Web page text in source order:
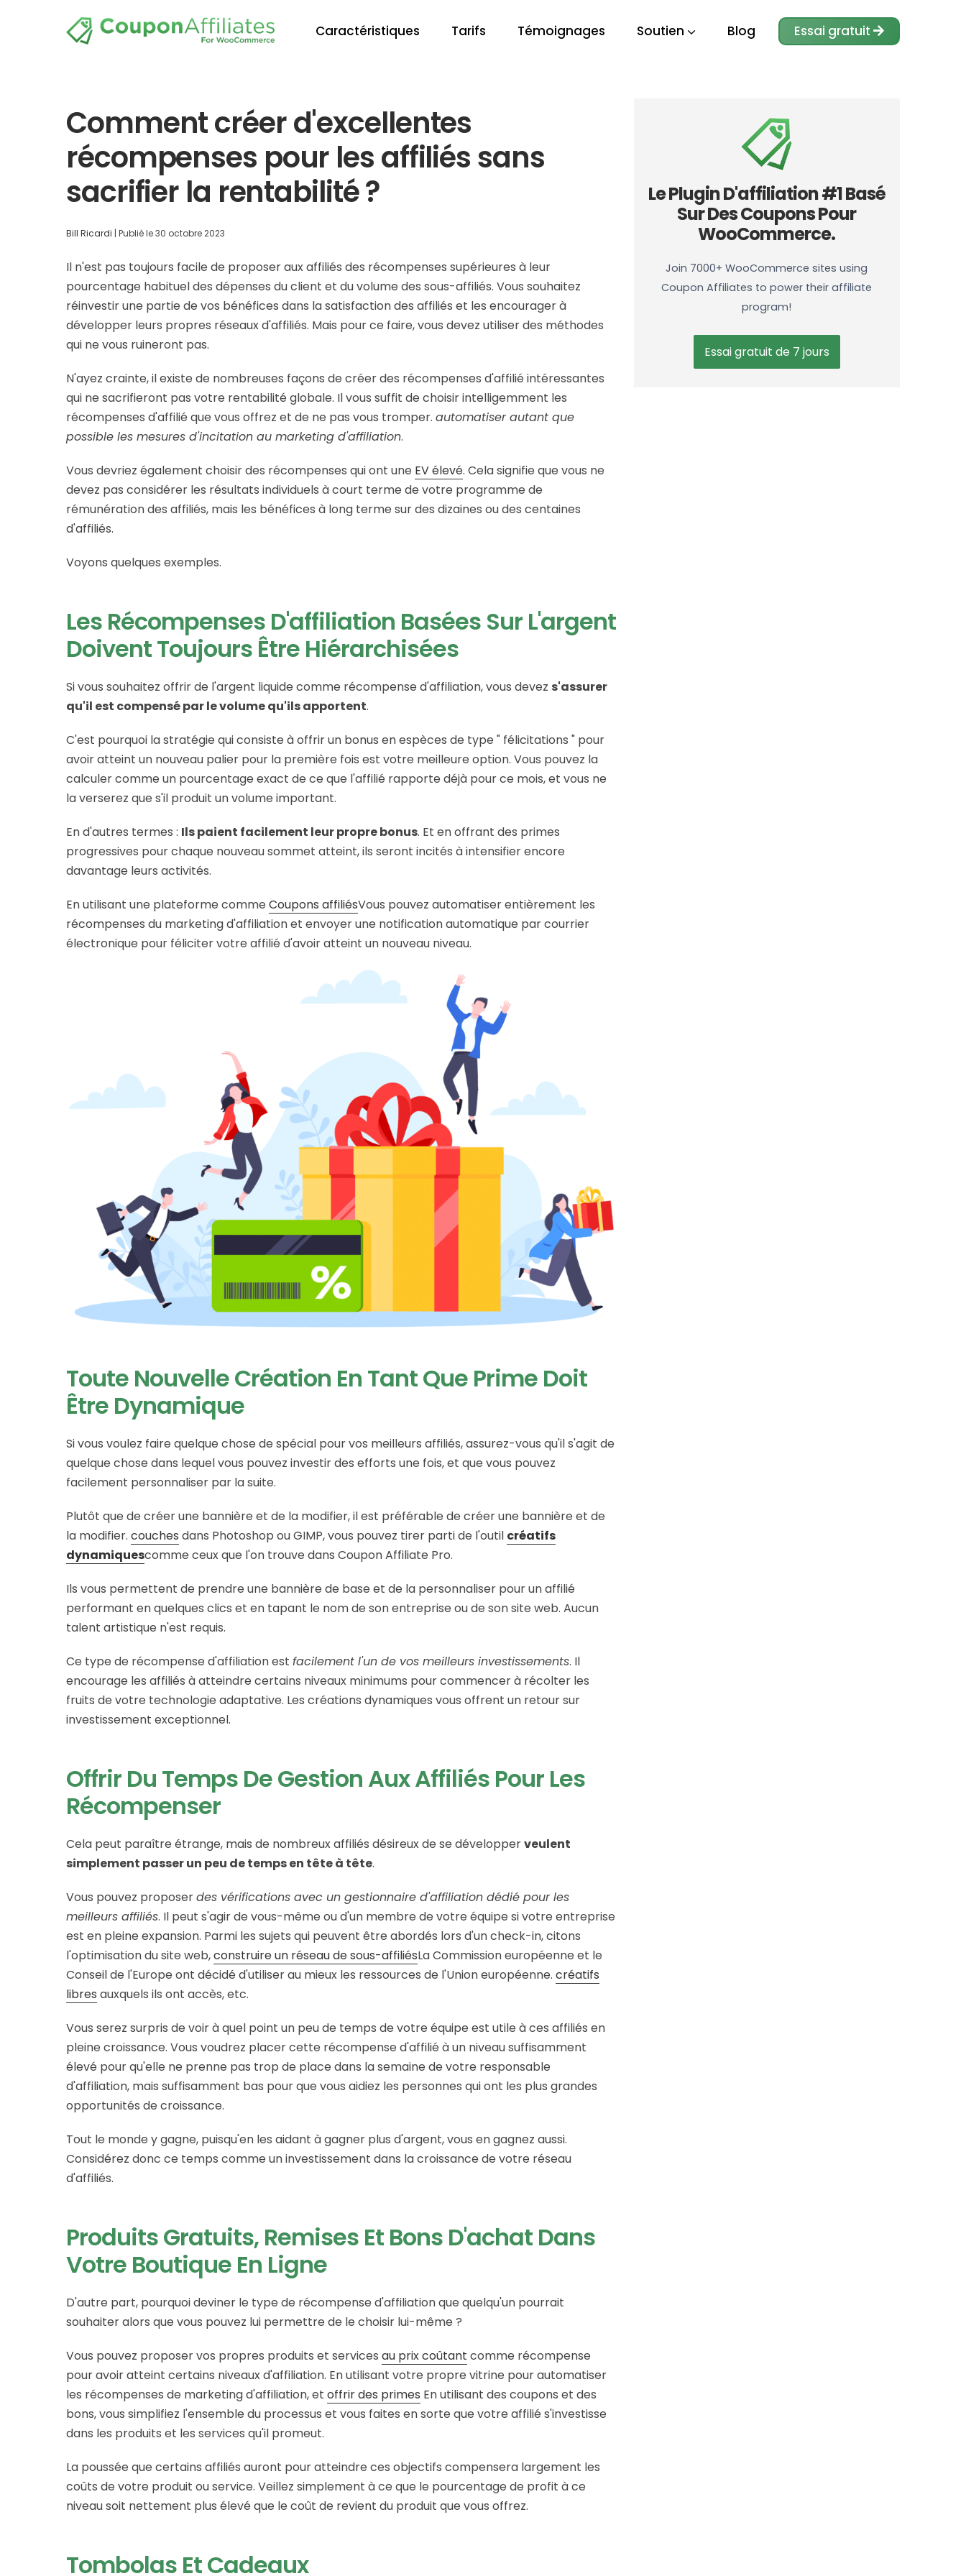
Caractéristiques Tarifs Témoignages Soutien Blog Essai gratuit
Comment créer d'excellentes
récompenses pour les affiliés sans
sacrifier la rentabilité ?
Bill Ricardi | Publié le30 octobre 2023
Il n'est pas toujours facile de proposer aux affiliés des récompenses supérieures à leur
pourcentage habituel des dépenses du client et du volume des sous-affiliés. Vous souhaitez
réinvestir une partie de vos bénéfices dans la satisfaction des affiliés et les encourager à
développer leurs propres réseaux d'affiliés. Mais pour ce faire, vous devez utiliser des méthodes
qui ne vous ruineront pas.
N'ayez crainte, il existe de nombreuses façons de créer des récompenses d'affilié intéressantes
qui ne sacrifieront pas votre rentabilité globale. Il vous suffit de choisir intelligemment les
récompenses d'affilié que vous offrez et de ne pas vous tromper. automatiser autant que
possible les mesures d'incitation au marketing d'affiliation.
Vous devriez également choisir des récompenses qui ont une EV élevé. Cela signifie que vous ne
devez pas considérer les résultats individuels à court terme de votre programme de
rémunération des affiliés, mais les bénéfices à long terme sur des dizaines ou des centaines
d'affiliés.
Voyons quelques exemples.
Les Récompenses D'affiliation Basées Sur L'argent
Doivent Toujours Être Hiérarchisées
Si vous souhaitez offrir de l'argent liquide comme récompense d'affiliation, vous devez s'assurer
qu'il est compensé par le volume qu'ils apportent.
C'est pourquoi la stratégie qui consiste à offrir un bonus en espèces de type " félicitations " pour
avoir atteint un nouveau palier pour la première fois est votre meilleure option. Vous pouvez la
calculer comme un pourcentage exact de ce que l'affilié rapporte déjà pour ce mois, et vous ne
la verserez que s'il produit un volume important.
En d'autres termes : Ils paient facilement leur propre bonus. Et en offrant des primes
progressives pour chaque nouveau sommet atteint, ils seront incités à intensifier encore
davantage leurs activités.
En utilisant une plateforme comme Coupons affiliésVous pouvez automatiser entièrement les
récompenses du marketing d'affiliation et envoyer une notification automatique par courrier
électronique pour féliciter votre affilié d'avoir atteint un nouveau niveau.
Toute Nouvelle Création En Tant Que Prime Doit
Être Dynamique
Si vous voulez faire quelque chose de spécial pour vos meilleurs affiliés, assurez-vous qu'il s'agit de
quelque chose dans lequel vous pouvez investir des efforts une fois, et que vous pouvez
facilement personnaliser par la suite.
Plutôt que de créer une bannière et de la modifier, il est préférable de créer une bannière et de
la modifier. couches dans Photoshop ou GIMP, vous pouvez tirer parti de l'outil créatifs
dynamiquescomme ceux que l'on trouve dans Coupon Affiliate Pro.
Ils vous permettent de prendre une bannière de base et de la personnaliser pour un affilié
performant en quelques clics et en tapant le nom de son entreprise ou de son site web. Aucun
talent artistique n'est requis.
Ce type de récompense d'affiliation est facilement l'un de vos meilleurs investissements. Il
encourage les affiliés à atteindre certains niveaux minimums pour commencer à récolter les
fruits de votre technologie adaptative. Les créations dynamiques vous offrent un retour sur
investissement exceptionnel.
Offrir Du Temps De Gestion Aux Affiliés Pour Les
Récompenser
Cela peut paraître étrange, mais de nombreux affiliés désireux de se développerveulent
simplement passer un peu de temps en tête à tête.
Vous pouvez proposerdes vérifications avec un gestionnaire d'affiliation dédié pour les
meilleurs affiliés. Il peut s'agir de vous-même ou d'un membre de votre équipe si votre entreprise
est en pleine expansion. Parmi les sujets qui peuvent être abordés lors d'un check-in, citons
l'optimisation du site web,construire un réseau de sous-affiliésLa Commission européenne et le
Conseil de l'Europe ont décidé d'utiliser au mieux les ressources de l'Union européenne. créatifs
libres auxquels ils ont accès, etc.
Vous serez surpris de voir à quel point un peu de temps de votre équipe est utile à ces affiliés en
pleine croissance. Vous voudrez placer cette récompense d'affilié à un niveau suffisamment
élevé pour qu'elle ne prenne pas trop de place dans la semaine de votre responsable
d'affiliation, mais suffisamment bas pour que vous aidiez les personnes qui ont les plus grandes
opportunités de croissance.
Tout le monde y gagne, puisqu'en les aidant à gagner plus d'argent, vous en gagnez aussi.
Considérez donc ce temps comme un investissement dans la croissance de votre réseau
d'affiliés.
Produits Gratuits, Remises Et Bons D'achat Dans
Votre Boutique En Ligne
D'autre part, pourquoi deviner le type de récompense d'affiliation que quelqu'un pourrait
souhaiter alors que vous pouvez lui permettre de le choisir lui-même ?
Vous pouvez proposer vos propres produits et services au prix coûtant comme récompense
pour avoir atteint certains niveaux d'affiliation. En utilisant votre propre vitrine pour automatiser
les récompenses de marketing d'affiliation, et offrir des primes En utilisant des coupons et des
bons, vous simplifiez l'ensemble du processus et vous faites en sorte que votre affilié s'investisse
dans les produits et les services qu'il promeut.
La poussée que certains affiliés auront pour atteindre ces objectifs compensera largement les
coûts de votre produit ou service. Veillez simplement à ce que le pourcentage de profit à ce
niveau soit nettement plus élevé que le coût de revient du produit que vous offrez.
Tombolas Et Cadeaux
Le Plugin D'affiliation #1 Basé
Sur Des Coupons Pour
WooCommerce.
Join 7000+ WooCommerce sites using
Coupon Affiliates to power their affiliate
program!
Essai gratuit de 7 jours